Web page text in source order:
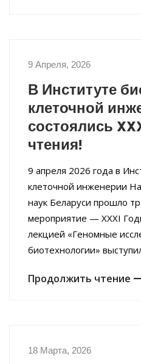
НОВОСТИ ИНСТИТУТА
9 Апреля, 2026
В Институте
клеточной
состоялись
чтения!
9 апреля 2026 года в
клеточной инженерии
наук Беларуси прошло
мероприятие — XXXI
лекцией «Геномные
биотехнологии»
Продолжить чтение
НОВОСТИ ИНСТИТУТА
18 Марта, 2026